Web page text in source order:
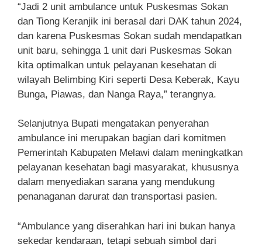
“Jadi 2 unit ambulance untuk Puskesmas Sokan
dan Tiong Keranjik ini berasal dari DAK tahun 2024,
dan karena Puskesmas Sokan sudah mendapatkan
unit baru, sehingga 1 unit dari Puskesmas Sokan
kita optimalkan untuk pelayanan kesehatan di
wilayah Belimbing Kiri seperti Desa Keberak, Kayu
Bunga, Piawas, dan Nanga Raya,” terangnya.
Selanjutnya Bupati mengatakan penyerahan
ambulance ini merupakan bagian dari komitmen
Pemerintah Kabupaten Melawi dalam meningkatkan
pelayanan kesehatan bagi masyarakat, khususnya
dalam menyediakan sarana yang mendukung
penanaganan darurat dan transportasi pasien.
“Ambulance yang diserahkan hari ini bukan hanya
sekedar kendaraan, tetapi sebuah simbol dari